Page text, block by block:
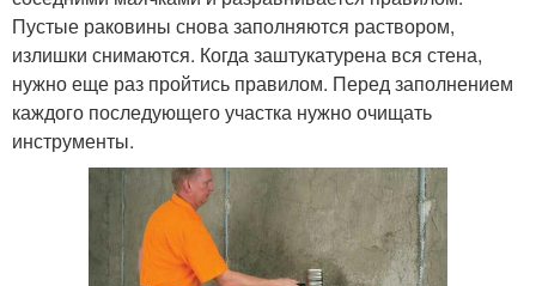
Пустые раковины снова заполняются раствором,
излишки снимаются. Когда заштукатурена вся стена,
нужно еще раз пройтись правилом. Перед заполнением
каждого последующего участка нужно очищать
инструменты.